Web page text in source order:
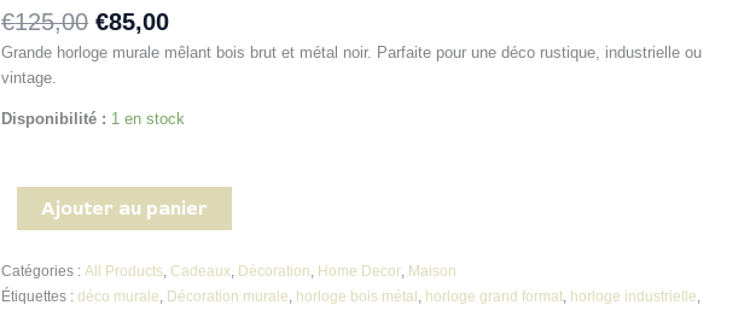
€125,00 €85,00
Grande horloge murale mêlant bois brut et métal noir. Parfaite pour une déco rustique, industrielle ou
vintage.
Disponibilité : 1 en stock
bois
&
métal
Style
Ajouter au panier
Catégories :All Products ,Cadeaux Décoration Home Decor Maison
Étiquettes :déco murale Décoration murale horloge bois métal horloge grand format horloge industrielle